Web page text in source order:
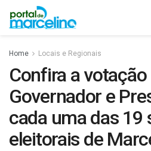
Home Locais e Regionais
Confira a votação
Governador e
cada uma das 19
eleitorais de